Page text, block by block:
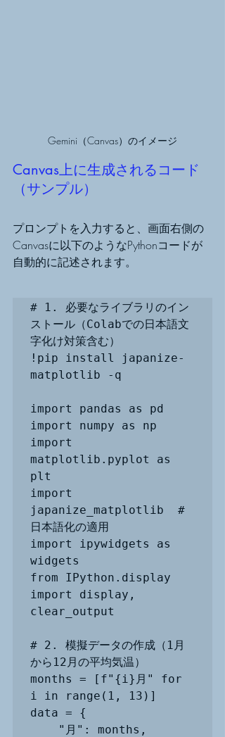
Gemini（Canvas）のイメージ
Canvas上に生成されるコード
（サンプル）
プロンプトを入力すると、画面右側の
Canvasに以下のようなPythonコードが
自動的に記述されます。
# 1. 必要なライブラリのイン
ストール（Colabでの日本語文
字化け対策含む）
!pip install japanize-
matplotlib -q
import pandas as pd
import numpy as np
import
matplotlib.pyplot as
plt
import
japanize_matplotlib  #
日本語化の適用
import ipywidgets as
widgets
from IPython.display
import display,
clear_output
# 2. 模擬データの作成（1月
から12月の平均気温）
months = [f"{i}月" for
i in range(1, 13)]
data = {